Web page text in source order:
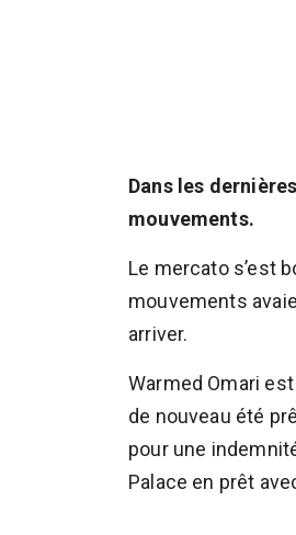
Dans les
mouvements.
Le mercato s’est
mouvements
arriver.
Warmed Omari
de nouveau été
pour une
Palace en prêt